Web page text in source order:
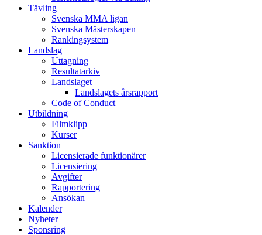
Tävling
Svenska MMA ligan
Svenska Mästerskapen
Rankingsystem
Landslag
Uttagning
Resultatarkiv
Landslaget
Landslagets årsrapport
Code of Conduct
Utbildning
Filmklipp
Kurser
Sanktion
Licensierade funktionärer
Licensiering
Avgifter
Rapportering
Ansökan
Kalender
Nyheter
Sponsring